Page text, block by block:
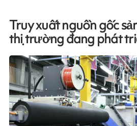
Truy xuất nguồn gốc
thị trường đang phát